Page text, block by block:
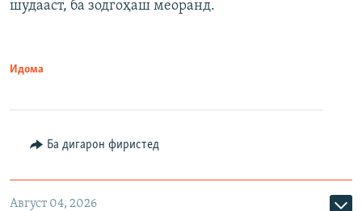
шудааст, ба зодгоҳаш меоранд.
Идома
Ба дигарон фиристед
Август 04, 2026